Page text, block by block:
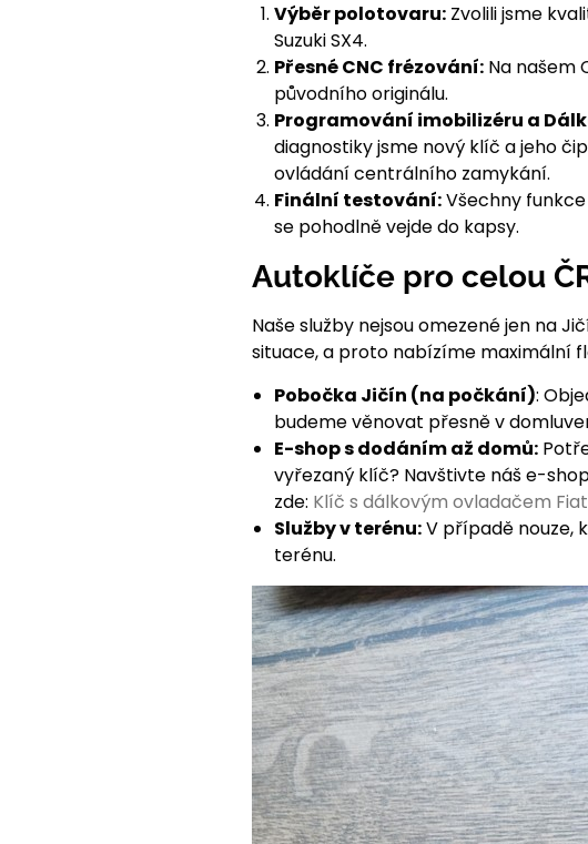
Výběr polotovaru:Zvolili jsme
Suzuki SX4.
Přesné CNC frézování:Na našem
původního originálu.
Programování imobilizéru a
diagnostiky jsme nový klíč a jeho
ovládání centrálního zamykání.
Finální testování:Všechny
se pohodlně vejde do kapsy.
Autoklíče pro celou
Naše služby nejsou omezené jen na
situace, a proto nabízíme maximální
Pobočka Jičín (na počkání):
budeme věnovat přesně v
E-shop s dodáním až domů:
vyřezaný klíč? Navštivte náš e-
zde: Klíč s dálkovým ovladačem
Služby v terénu:V případě nouze,
terénu.